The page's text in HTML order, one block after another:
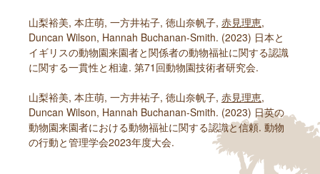
山梨裕美, 本庄萌, 一方井祐子, 徳山奈帆子, 赤見理恵,
Duncan Wilson, Hannah Buchanan-Smith. (2023) 日本と
イギリスの動物園来園者と関係者の動物福祉に関する認識
に関する一貫性と相違. 第71回動物園技術者研究会.
山梨裕美, 本庄萌, 一方井祐子, 徳山奈帆子, 赤見理恵,
Duncan Wilson, Hannah Buchanan-Smith. (2023) 日英の
動物園来園者における動物福祉に関する認識と信頼. 動物
の行動と管理学会2023年度大会.